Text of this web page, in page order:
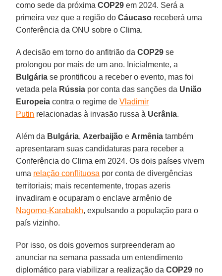
como sede da próximaCOP29 em 2024. Será a
primeira vez que a região doCáucaso receberá uma
Conferência da ONU sobre o Clima.
A decisão em torno do anfitrião daCOP29 se
prolongou por mais de um ano. Inicialmente, a
Bulgária se prontificou a receber o evento, mas foi
vetada pela Rússia por conta das sanções da União
Europeia contra o regime deVladimir
Putin relacionadas à invasão russa à Ucrânia.
Além da Bulgária, Azerbaijão e Armênia também
apresentaram suas candidaturas para receber a
Conferência do Clima em 2024. Os dois países vivem
uma relação conflituosa por conta de divergências
territoriais; mais recentemente, tropas azeris
invadiram e ocuparam o enclave armênio de
Nagorno-Karabakh, expulsando a população para o
país vizinho.
Por isso, os dois governos surpreenderam ao
anunciar na semana passada um entendimento
diplomático para viabilizar a realização daCOP29 no